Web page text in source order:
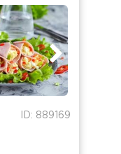
ID: 889169